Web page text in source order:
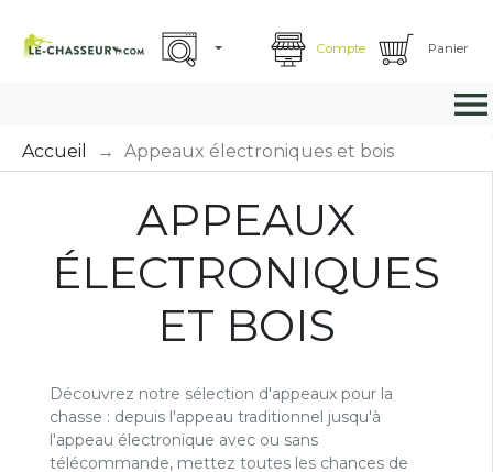
Compte Panier

Accueil Appeaux électroniques et bois
APPEAUX
ÉLECTRONIQUES
ET BOIS
Découvrez notre sélection d'appeaux pour la
chasse : depuis l'appeau traditionnel jusqu'à
l'appeau électronique avec ou sans
télécommande, mettez toutes les chances de